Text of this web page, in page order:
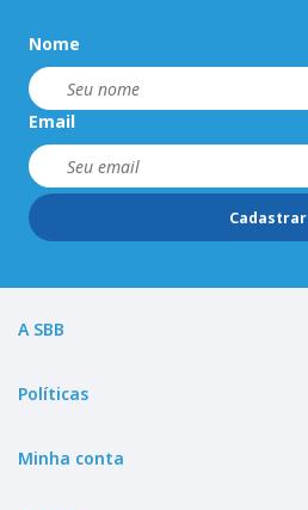
Nome
Email
Cadastrar
A SBB
Políticas
Minha conta